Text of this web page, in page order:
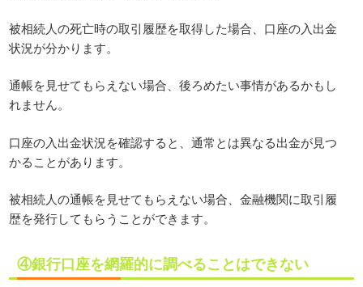
被相続人の死亡時の取引履歴を取得した場合、口座の入出金
状況が分かります。
通帳を見せてもらえない場合、後ろめたい事情があるかもし
れません。
口座の入出金状況を確認すると、通常とは異なる出金が見つ
かることがあります。
被相続人の通帳を見せてもらえない場合、金融機関に取引履
歴を発行してもらうことができます。
④銀行口座を網羅的に調べることはできない